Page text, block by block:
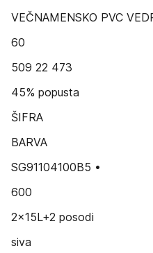
VEČNAMENSKO PVC
60
509 22 473
45% popusta
ŠIFRA
BARVA
SG91104100B5 •
600
2x15L+2 posodi
siva